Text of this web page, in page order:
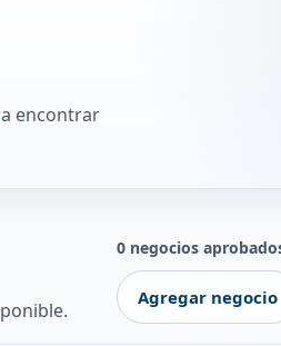
encontrar
0 negocios
Agregar negocio